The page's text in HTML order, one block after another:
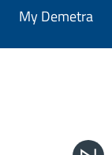
My Demetra